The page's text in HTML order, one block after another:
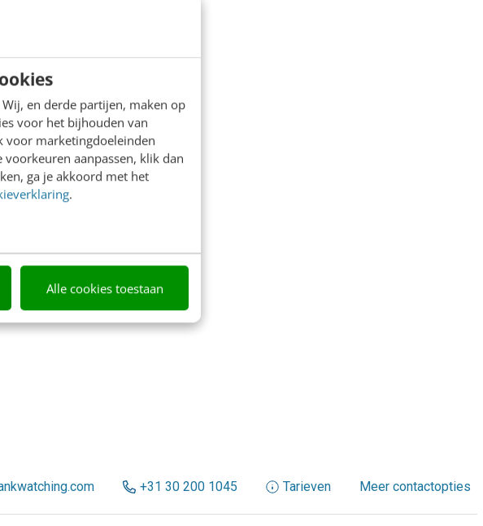
en derde partijen, maken op
voor het bijhouden van
voor marketingdoeleinden
aanpassen, klik dan
ga je akkoord met het
.
Alle cookies toestaan
+31 30 200 1045 Tarieven Meer contactopties